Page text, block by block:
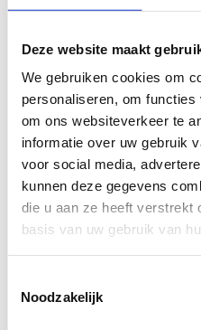
Deze website maakt
We gebruiken cookies om
personaliseren, om
om ons websiteverkeer te
informatie over uw gebruik
voor social media,
kunnen deze gegevens
die u aan ze heeft verstrekt
basis van uw gebruik van
Noodzakelijk
organisaties.
de toekomst van
de toekomst van
websites.
Is dit meer werk dan het
artikelen. Ja. Maar het is
schrijven van gastberichten
Negatieve SEO